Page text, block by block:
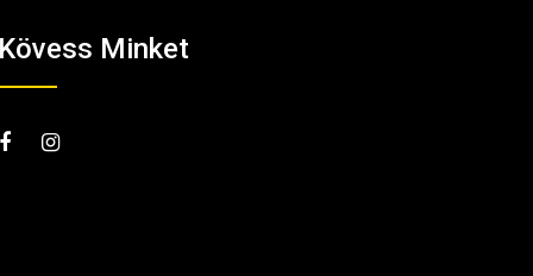
Kövess Minket